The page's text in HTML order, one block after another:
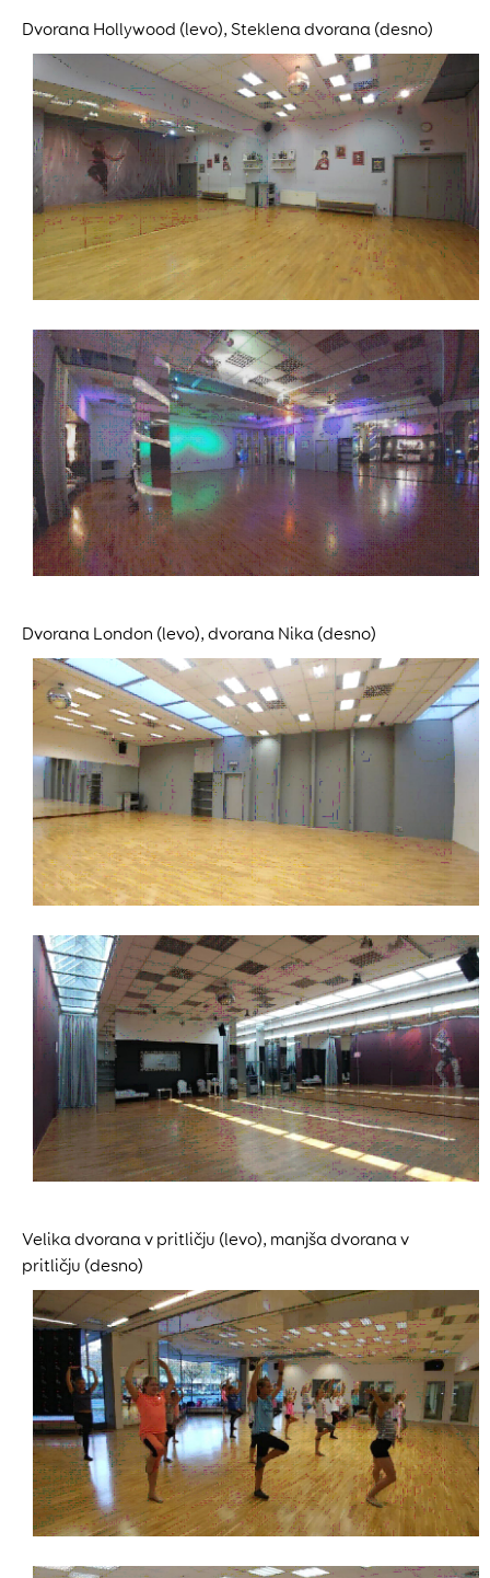
Dvorana Hollywood (levo), Steklena dvorana (desno)
Dvorana London (levo), dvorana Nika (desno)
Velika dvorana v pritličju (levo), manjša dvorana v
pritličju (desno)